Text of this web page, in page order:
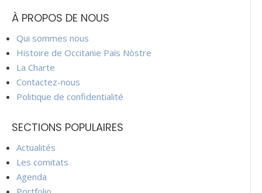
À PROPOS DE NOUS
Qui sommes nous
Histoire de Occitanie País Nòstre
La Charte
Contactez-nous
Politique de confidentialité
SECTIONS POPULAIRES
Actualités
Les comitats
Agenda